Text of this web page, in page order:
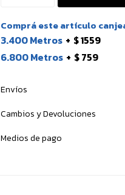
Comprá este artículo
3.400 Metros $ 1559
6.800 Metros $ 759
Envíos
Cambios y Devoluciones
Medios de pago